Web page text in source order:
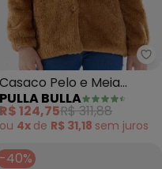
- Casaco em Tricô
Casaco Pelo e Meia
Malha Forro (Marrom)
PULLA BULLA
R$ 124,75R$ 311,88
ou 4x de R$ 31,18 sem juros
-40%